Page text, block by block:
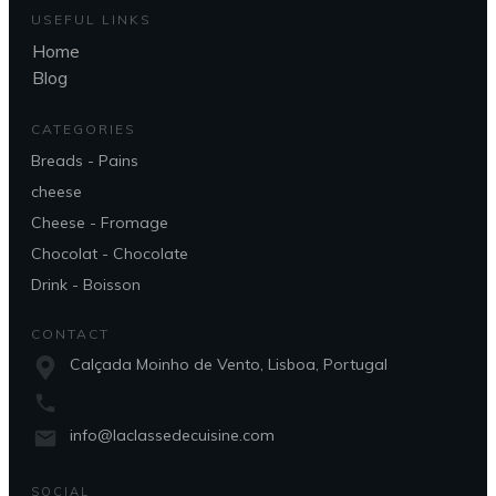
USEFUL LINKS
Home
Blog
CATEGORIES
Breads - Pains
cheese
Cheese - Fromage
Chocolat - Chocolate
Drink - Boisson
CONTACT
Calçada Moinho de Vento, Lisboa, Portugal
info@laclassedecuisine.com
SOCIAL